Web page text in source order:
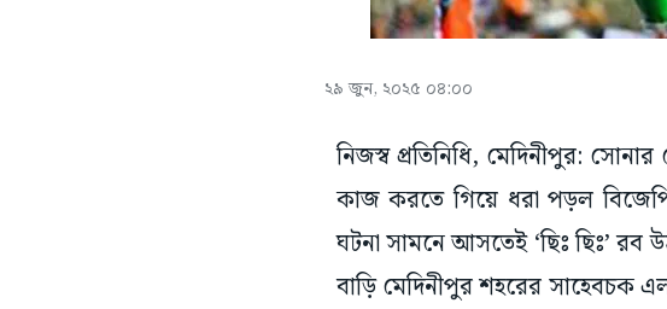
২৯ জুন, ২০২৫ ০৪:০০
নিজস্ব প্রতিনিধি, মেদিনীপুর:
কাজ করতে গিয়ে ধরা পড়ল
ঘটনা সামনে আসতেই ‘ছিঃ ছিঃ’
বাড়ি মেদিনীপুর শহরের সাহেবচক